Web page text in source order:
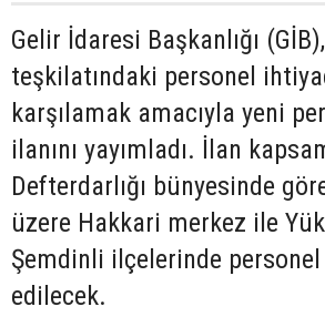
Gelir İdaresi Başkanlığı
teşkilatındaki personel
karşılamak amacıyla yeni
ilanını yayımladı. İlan
Defterdarlığı bünyesinde
üzere Hakkari merkez ile
Şemdinli ilçelerinde
edilecek.